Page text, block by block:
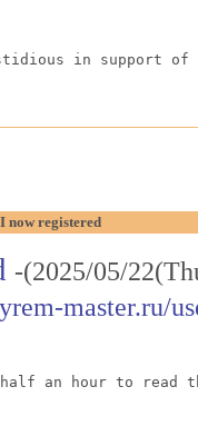
in support of
now registered
-(2025/05/
master.ru/
half an hour to